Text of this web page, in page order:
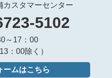
カスタマーセンター
5102
～17：00
：00除く）
ームはこちら